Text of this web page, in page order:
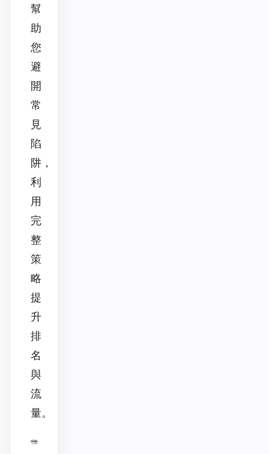
幫
助
您
避
開
常
見
陷
阱，
利
用
完
整
策
略
提
升
排
名
與
流
量。